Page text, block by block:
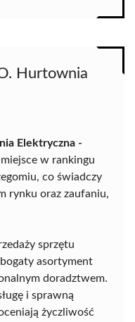
Hurtownia
Elektryczna -
w rankingu
co świadczy
rynku oraz zaufaniu,
sprzętu
asortyment
doradztwem.
i sprawną
życzliwość